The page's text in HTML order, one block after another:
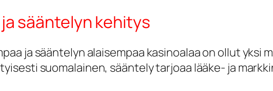
sääntelyn kehitys
ja sääntelyn alaisempaa kasinoalaa on ollut
suomalainen, sääntely tarjoaa lääke- ja